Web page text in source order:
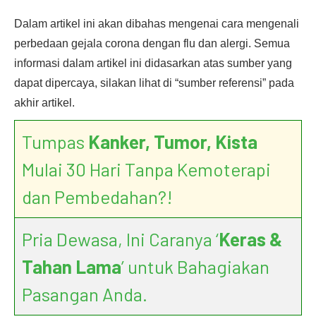
Dalam artikel ini akan dibahas mengenai cara mengenali
perbedaan gejala corona dengan flu dan alergi. Semua
informasi dalam artikel ini didasarkan atas sumber yang
dapat dipercaya, silakan lihat di “sumber referensi” pada
akhir artikel.
Tumpas Kanker, Tumor, Kista
Mulai 30 Hari Tanpa Kemoterapi
dan Pembedahan?!
Pria Dewasa, Ini Caranya ‘Keras &
Tahan Lama’ untuk Bahagiakan
Pasangan Anda.